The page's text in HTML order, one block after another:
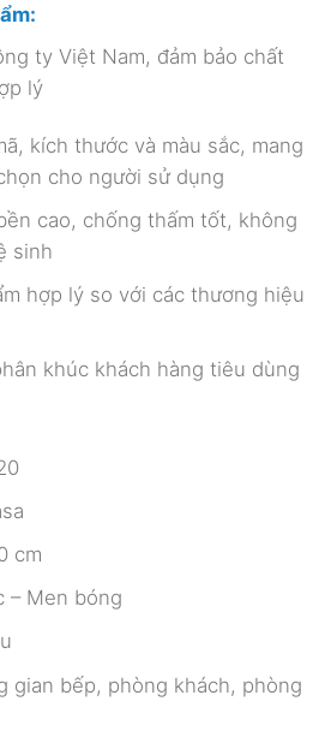
ty Việt Nam, đảm bảo chất
lý
kích thước và màu sắc, mang
cho người sử dụng
cao, chống thấm tốt, không
sinh
hợp lý so với các thương hiệu
khúc khách hàng tiêu dùng
cm
– Men bóng
gian bếp, phòng khách, phòng